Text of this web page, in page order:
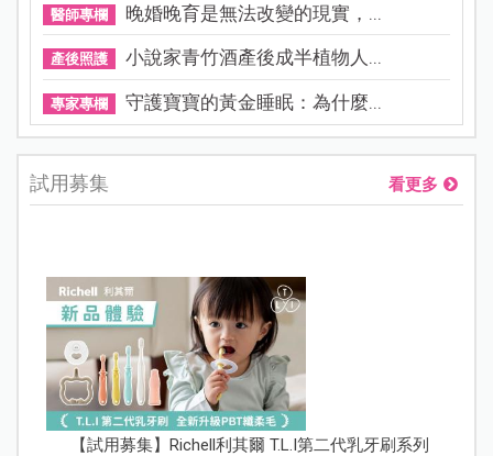
醫師專欄 晚婚晚育是無法改變的現實，...
產後照護 小說家青竹酒產後成半植物人...
專家專欄 守護寶寶的黃金睡眠：為什麼...
試用募集 看更多
【試用募集】Richell利其爾 T.L.I第二代乳牙刷系列